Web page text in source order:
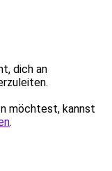
dich an
möchtest, kannst
.